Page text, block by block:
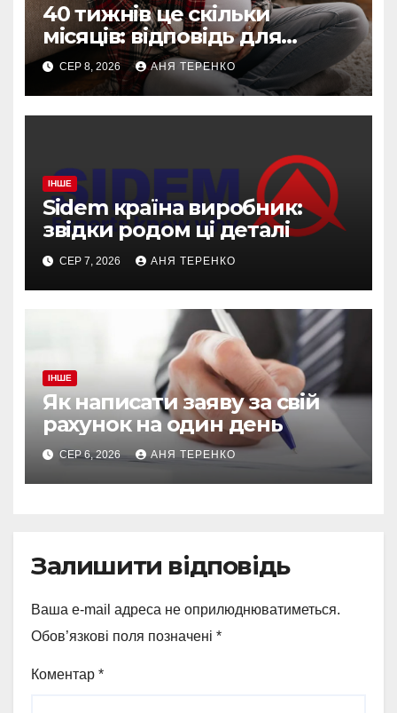
40 тижнів це скільки
місяців: відповідь для
вагітних і не тільки
СЕР 8, 2026 АНЯ ТЕРЕНКО
ІНШЕ
Sidem країна виробник:
звідки родом ці деталі
СЕР 7, 2026 АНЯ ТЕРЕНКО
ІНШЕ
Як написати заяву за свій
рахунок на один день
СЕР 6, 2026 АНЯ ТЕРЕНКО
Залишити відповідь
Ваша e-mail адреса не оприлюднюватиметься.
Обов’язкові поля позначені *
Коментар *